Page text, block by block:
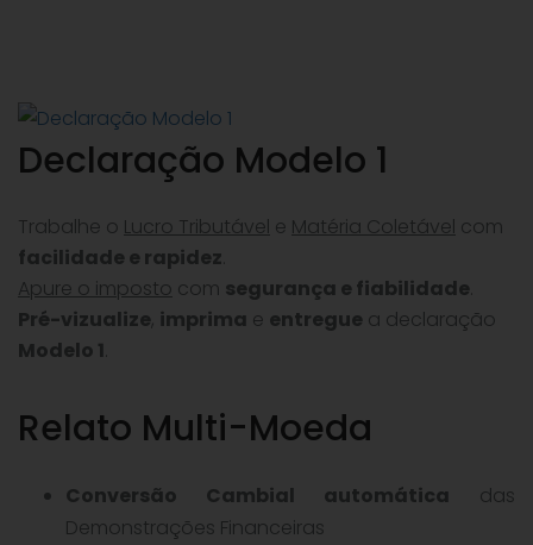
Declaração Modelo 1
Trabalhe o Lucro Tributável e Matéria Coletável com
facilidade e rapidez
Apure o imposto com segurança e fiabilidade
Pré-vizualize, imprima e entregue a declaração
Modelo 1
Relato Multi-Moeda
Conversão Cambial automática das
Demonstrações Financeiras